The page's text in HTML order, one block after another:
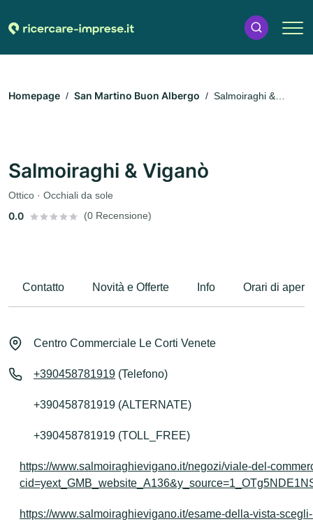
Homepage San Martino Buon Albergo
Salmoiraghi &
Salmoiraghi & Viganò
Ottico · Occhiali da sole
0.0 (0 Recensione)
Contatto Novità e Offerte Info Orari di
Centro Commerciale Le Corti Venete
+390458781919 (Telefono)
+390458781919 (ALTERNATE)
+390458781919 (TOLL_FREE)
https://www.salmoiraghievigano.it/negozi/viale-del-
https://www.salmoiraghievigano.it/esame-della-vista-